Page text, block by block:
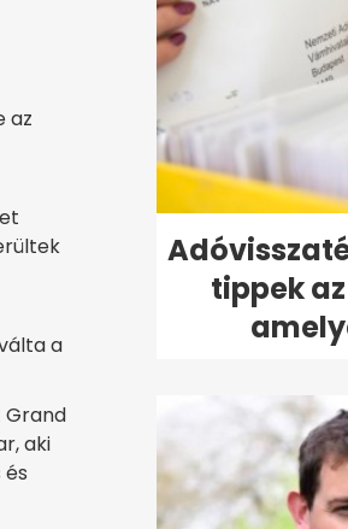
az
a
Grand
aki
tippek